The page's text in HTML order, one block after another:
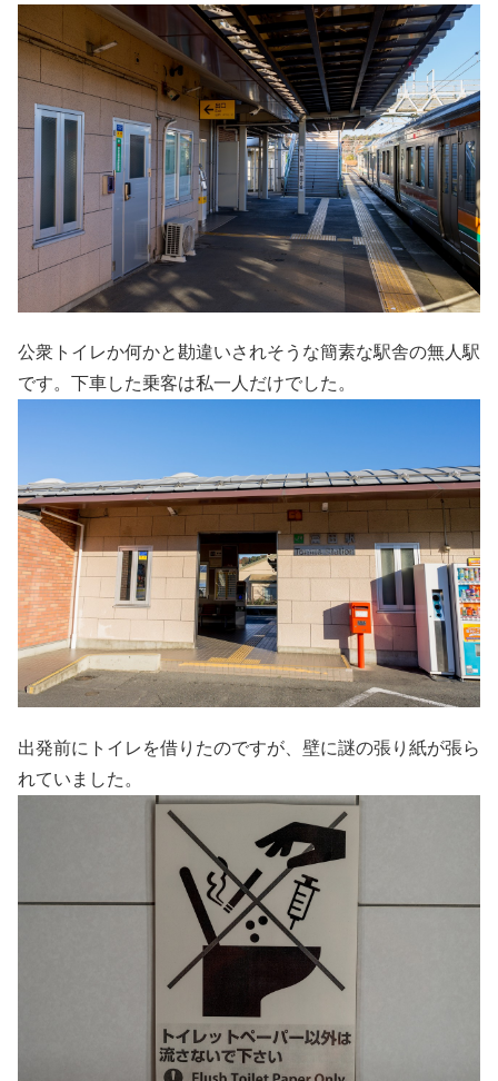
公衆トイレか何かと勘違いされそうな簡素な駅舎の無人駅
です。下車した乗客は私一人だけでした。
出発前にトイレを借りたのですが、壁に謎の張り紙が張ら
れていました。